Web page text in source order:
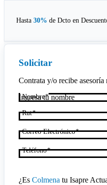
Hasta 30% de Dcto en
Solicitar
Contrata y/o recibe
Nombre
Rut
Correo Electrónico
Teléfono
¿Es Colmena tu Isapre